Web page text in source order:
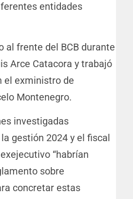
entidades
al frente del BCB durante
Arce Catacora y trabajó
el exministro de
Montenegro.
investigadas
gestión 2024 y el fiscal
“habrían
sobre
concretar estas